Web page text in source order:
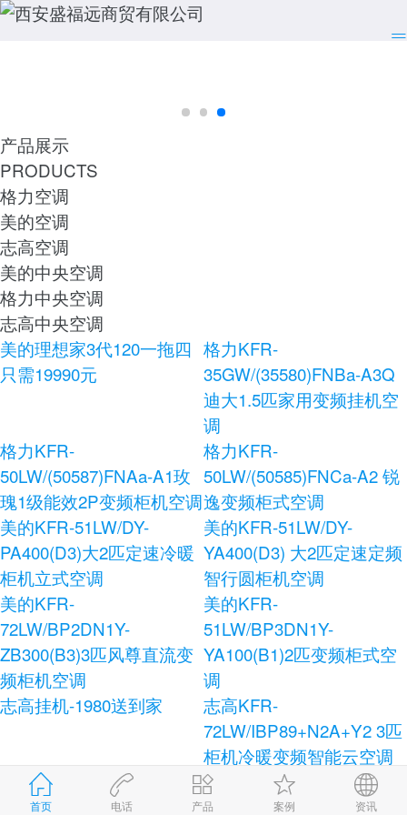
首页 电话 产品 案例 资讯
产品展示
PRODUCTS
格力空调
美的空调
志高空调
美的中央空调
格力中央空调
志高中央空调
美的理想家3代120一拖四
只需19990元
格力KFR-
35GW/(35580)FNBa-A3Q
迪大1.5匹家用变频挂机空
调
格力KFR-
50LW/(50587)FNAa-A1玫
瑰1级能效2P变频柜机空调
格力KFR-
50LW/(50585)FNCa-A2 锐
逸变频柜式空调
美的KFR-51LW/DY-
PA400(D3)大2匹定速冷暖
柜机立式空调
美的KFR-51LW/DY-
YA400(D3) 大2匹定速定频
智行圆柜机空调
美的KFR-
72LW/BP2DN1Y-
ZB300(B3)3匹风尊直流变
频柜机空调
美的KFR-
51LW/BP3DN1Y-
YA100(B1)2匹变频柜式空
调
志高挂机-1980送到家
志高KFR-
72LW/IBP89+N2A+Y2 3匹
柜机冷暖变频智能云空调
志高KFR-120LW/E41+N3
柜式空调
志高KFR-72LW/AS36+N3
健康宝独立除湿柜式空调